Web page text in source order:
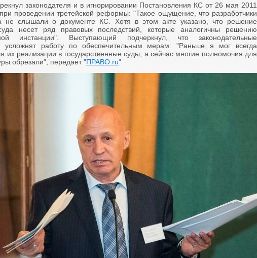
законодателя и в игнорировании Постановления КС от 26 мая 2011
проведении третейской реформы: "Такое ощущение, что разработчики
не слышали о документе КС. Хотя в этом акте указано, что решение
суда несет ряд правовых последствий, которые аналогичны решению
инстанции". Выступающий подчеркнул, что законодательные
усложнят работу по обеспечительным мерам: "Раньше я мог всегда
их реализации в государственные суды, а сейчас многие полномочия для
обрезали", передает "ПРАВО.ru"